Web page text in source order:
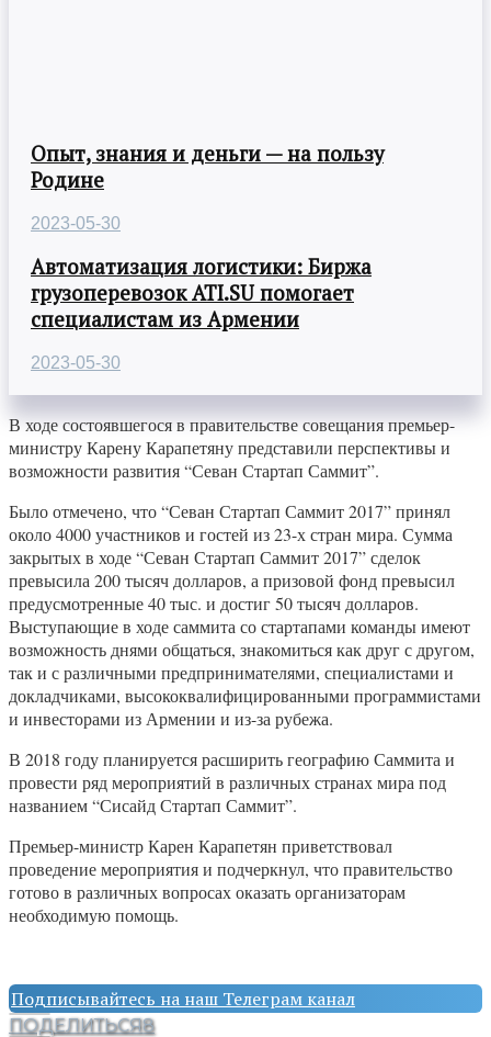
Опыт, знания и деньги — на пользу
Родине
2023-05-30
Автоматизация логистики: Биржа
грузоперевозок ATI.SU помогает
специалистам из Армении
2023-05-30
В ходе состоявшегося в правительстве совещания премьер-
министру Карену Карапетяну представили перспективы и
возможности развития “Севан Стартап Саммит”.
Было отмечено, что “Севан Стартап Саммит 2017” принял
около 4000 участников и гостей из 23-х стран мира. Сумма
закрытых в ходе “Севан Стартап Саммит 2017” сделок
превысила 200 тысяч долларов, а призовой фонд превысил
предусмотренные 40 тыс. и достиг 50 тысяч долларов.
Выступающие в ходе саммита со стартапами команды имеют
возможность днями общаться, знакомиться как друг с другом,
так и с различными предпринимателями, специалистами и
докладчиками, высококвалифицированными программистами
и инвесторами из Армении и из-за рубежа.
В 2018 году планируется расширить географию Саммита и
провести ряд мероприятий в различных странах мира под
названием “Сисайд Стартап Саммит”.
Премьер-министр Карен Карапетян приветствовал
проведение мероприятия и подчеркнул, что правительство
готово в различных вопросах оказать организаторам
необходимую помощь.
Подписывайтесь на наш Телеграм канал
ПОДЕЛИТЬСЯ8